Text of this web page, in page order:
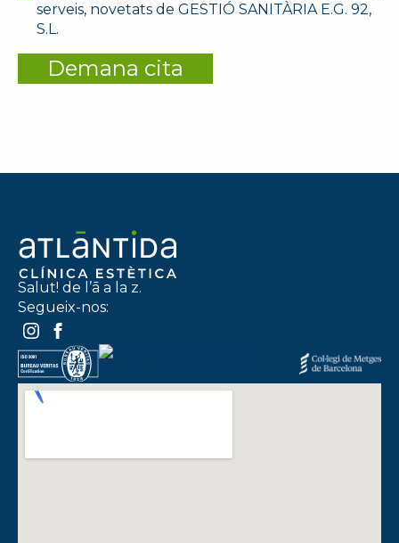
serveis, novetats de GESTIÓ SANITÀRIA E.G. 92,
S.L.
Demana cita
Salut! de l’ā a la z.
Segueix-nos: